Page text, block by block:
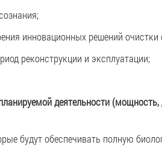
инновационных решений очистки
реконструкции и эксплуатации;
деятельности
будут обеспечивать полную